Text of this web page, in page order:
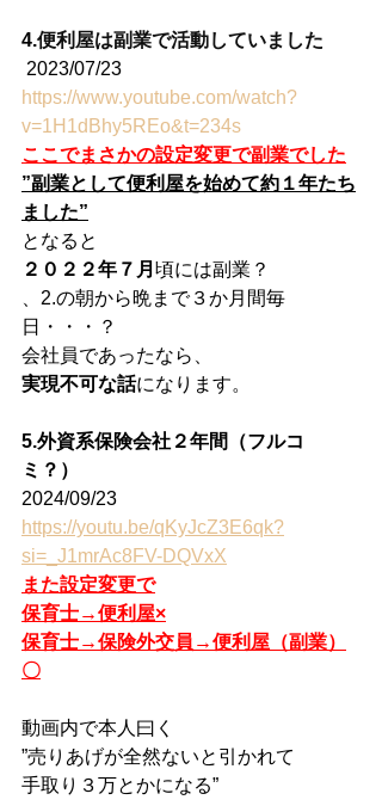
4.便利屋は副業で活動していました
2023/07/23
https://www.youtube.com/watch?
v=1H1dBhy5REo&t=234s
ここでまさかの設定変更で副業でした
”副業として便利屋を始めて約１年たち
ました”
となると
２０２２年７月 頃には副業？
、2.の朝から晩まで３か月間毎
日・・・？
会社員であったなら、
実現不可な話になります。
5.外資系保険会社２年間（フルコ
ミ？）
2024/09/23
https://youtu.be/qKyJcZ3E6qk?
si=_J1mrAc8FV-DQVxX
また設定変更で
保育士→便利屋×
保育士→保険外交員→便利屋（副業）
〇
動画内で本人曰く
”売りあげが全然ないと引かれて
手取り３万とかになる”